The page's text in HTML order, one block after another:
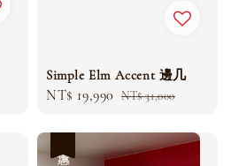
Simple Elm Accent 邊几
Sale
NT$ 19,990 Regular
NT$ 31,000